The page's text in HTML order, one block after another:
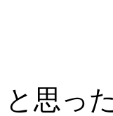
と思っ